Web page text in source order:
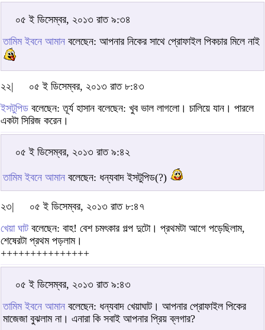
০৫ ই ডিসেম্বর, ২০১৩ রাত ৯:৩৪
তামিম ইবনে আমান বলেছেন: আপনার নিকের সাথে প্রোফাইল পিকচার মিলে নাই
২২|
০৫ ই ডিসেম্বর, ২০১৩ রাত ৮:৪৩
ইসটুপিড বলেছেন: তূর্য হাসান বলেছেন: খুব ভাল লাগলো। চালিয়ে যান। পারলে
একটা সিরিজ করেন।
০৫ ই ডিসেম্বর, ২০১৩ রাত ৯:৪২
তামিম ইবনে আমান বলেছেন: ধন্যবাদ ইসটুপিড(?)
২৩|
০৫ ই ডিসেম্বর, ২০১৩ রাত ৮:৪৭
খেয়া ঘাটবলেছেন: বাহ! বেশ চমৎকার গল্প দুটো। প্রথমটা আগে পড়েছিলাম,
শেষেরটা প্রথম পড়লাম।
+++++++++++++++
০৫ ই ডিসেম্বর, ২০১৩ রাত ৯:৪৩
তামিম ইবনে আমান বলেছেন: ধন্যবাদ খেয়াঘাট। আপনার প্রোফাইল পিকের
মাজেজা বুঝলাম না। এনারা কি সবাই আপনার প্রিয় ব্লগার?